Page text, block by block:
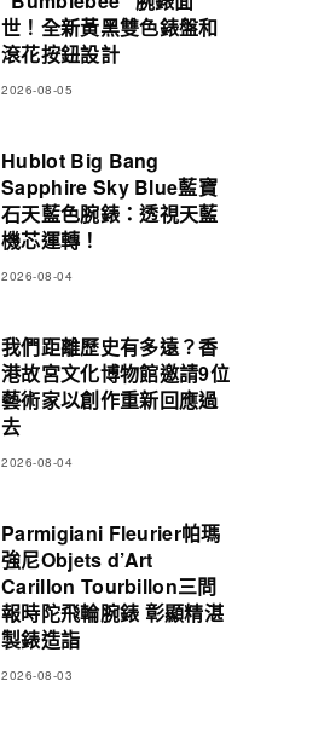
世！全新黃黑雙色錶盤和
滾花按鈕設計
2026-08-05
Hublot Big Bang
Sapphire Sky Blue藍寶
石天藍色腕錶：透視天藍
機芯運轉！
2026-08-04
我們距離歷史有多遠？香
港故宮文化博物館邀請9位
藝術家以創作重新回應過
去
2026-08-04
Parmigiani Fleurier帕瑪
強尼Objets d’Art
Carillon Tourbillon三問
報時陀飛輪腕錶 彰顯精湛
製錶造詣
2026-08-03